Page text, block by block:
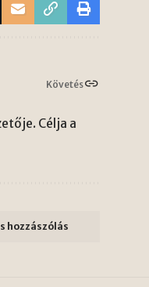
Követés
Célja a
hozzászólás